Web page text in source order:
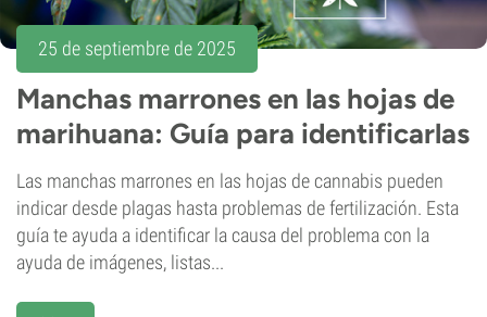
25 de septiembre de 2025
Manchas marrones en las hojas de
marihuana: Guía para identificarlas
Las manchas marrones en las hojas de cannabis pueden
indicar desde plagas hasta problemas de fertilización. Esta
guía te ayuda a identificar la causa del problema con la
ayuda de imágenes, listas...